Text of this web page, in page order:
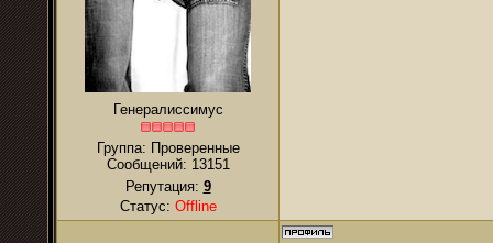
Генералиссимус
Группа: Проверенные
Сообщений: 13151
Репутация: 9
Статус: Offline